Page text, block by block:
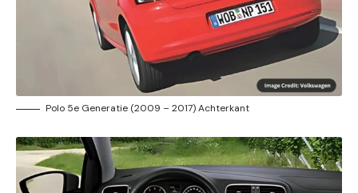
Polo 5e Generatie (2009 – 2017) Achterkant